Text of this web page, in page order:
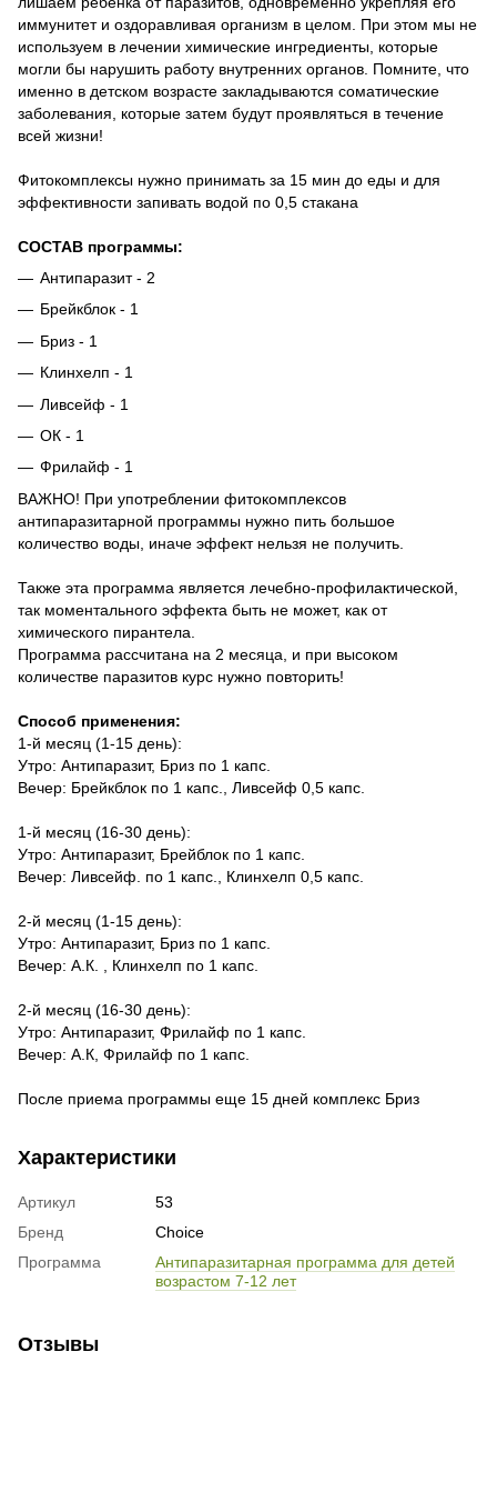
иммунитет и оздоравливая организм в целом. При этом мы не
используем в лечении химические ингредиенты, которые
могли бы нарушить работу внутренних органов. Помните, что
именно в детском возрасте закладываются соматические
заболевания, которые затем будут проявляться в течение
всей жизни!
Фитокомплексы нужно принимать за 15 мин до еды и для
эффективности запивать водой по 0,5 стакана
СОСТАВ программы:
Антипаразит - 2
Брейкблок - 1
Бриз - 1
Клинхелп - 1
Ливсейф - 1
ОК - 1
Фрилайф - 1
ВАЖНО! При употреблении фитокомплексов
антипаразитарной программы нужно пить большое
количество воды, иначе эффект нельзя не получить.
Также эта программа является лечебно-профилактической,
так моментального эффекта быть не может, как от
химического пирантела.
Программа рассчитана на 2 месяца, и при высоком
количестве паразитов курс нужно повторить!
Способ применения:
1-й месяц (1-15 день):
Утро: Антипаразит, Бриз по 1 капс.
Вечер: Брейкблок по 1 капс., Ливсейф 0,5 капс.
1-й месяц (16-30 день):
Утро: Антипаразит, Брейблок по 1 капс.
Вечер: Ливсейф. по 1 капс., Клинхелп 0,5 капс.
2-й месяц (1-15 день):
Утро: Антипаразит, Бриз по 1 капс.
Вечер: А.К.
, Клинхелп по 1 капс.
2-й месяц (16-30 день):
Утро: Антипаразит, Фрилайф по 1 капс.
Вечер: А.К, Фрилайф по 1 капс.
После приема программы еще 15 дней комплекс Бриз
Характеристики
Артикул
53
Бренд
Choice
Программа
Антипаразитарная программа для детей
возрастом 7-12 лет
Отзывы